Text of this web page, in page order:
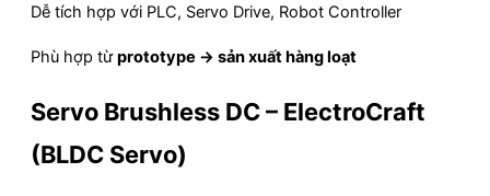
Dễ tích hợp với PLC, Servo Drive, Robot Controller
Phù hợp từprototype → sản xuất hàng loạt
Servo Brushless DC – ElectroCraft
(BLDC Servo)